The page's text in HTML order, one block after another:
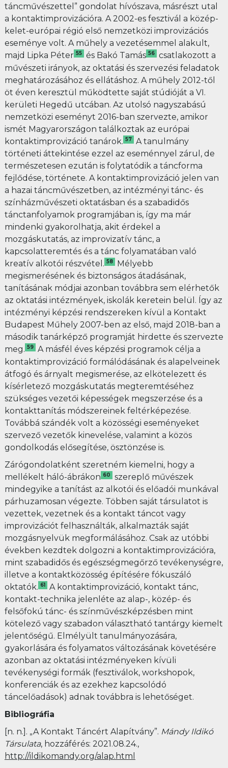
táncművészettel” gondolat hívószava, másrészt utal
a kontaktimprovizációra. A 2002-es fesztivál a közép-
kelet-európai régió első nemzetközi improvizációs
eseménye volt. A műhely a vezetésemmel alakult,
majd Lipka Péter 55 és Bakó Tamás 56
csatlakozott a
művészeti irányok, az oktatási és szervezési feladatok
meghatározásához és ellátáshoz. A műhely 2012-től
öt éven keresztül működtette saját stúdióját a VI.
kerületi Hegedű utcában. Az utolsó nagyszabású
nemzetközi eseményt 2016-ban szervezte, amikor
ismét Magyarországon találkoztak az európai
kontaktimprovizáció tanárok. 57
A tanulmány
történeti áttekintése ezzel az eseménnyel zárul, de
természetesen ezután is folytatódik a táncforma
fejlődése, története. A kontaktimprovizáció jelen van
a hazai táncművészetben, az intézményi tánc- és
színházművészeti oktatásban és a szabadidős
tánctanfolyamok programjában is, így ma már
mindenki gyakorolhatja, akit érdekel a
mozgáskutatás, az improvizatív tánc, a
kapcsolatteremtés és a tánc folyamatában való
kreatív alkotói részvétel. 58
Mélyebb
megismerésének és biztonságos átadásának,
tanításának módjai azonban továbbra sem elérhetők
az oktatási intézmények, iskolák keretein belül. Így az
intézményi képzési rendszereken kívül a Kontakt
Budapest Műhely 2007-ben az első, majd 2018-ban a
második tanárképző programját hirdette és szervezte
meg. 59
A másfél éves képzési programok célja a
kontaktimprovizáció formálódásának és alapelveinek
átfogó és árnyalt megismerése, az elkötelezett és
kísérletező mozgáskutatás megteremtéséhez
szükséges vezetői képességek megszerzése és a
kontakttanítás módszereinek feltérképezése.
Továbbá szándék volt a közösségi eseményeket
szervező vezetők kinevelése, valamint a közös
gondolkodás elősegítése, ösztönzése is.
Zárógondolatként szeretném kiemelni, hogy a
mellékelt háló-ábrákon 60
szereplő művészek
mindegyike a tanítást az alkotói és előadói munkával
párhuzamosan végezte. Többen saját társulatot is
vezettek, vezetnek és a kontakt táncot vagy
improvizációt felhasználták, alkalmazták saját
mozgásnyelvük megformálásához. Csak az utóbbi
években kezdtek dolgozni a kontaktimprovizációra,
mint szabadidős és egészségmegőrző tevékenységre,
illetve a kontaktközösség építésére fókuszáló
oktatók. 61
A kontaktimprovizáció, kontakt tánc,
kontakt-technika jelenléte az alap-, közép- és
felsőfokú tánc- és színművészképzésben mint
kötelező vagy szabadon választható tantárgy kiemelt
jelentőségű. Elmélyült tanulmányozására,
gyakorlására és folyamatos változásának követésére
azonban az oktatási intézményeken kívüli
tevékenységi formák (fesztiválok, workshopok,
konferenciák és az ezekhez kapcsolódó
táncelőadások) adnak továbbra is lehetőséget.
Bibliográfia
[n. n.]. „A Kontakt Táncért Alapítvány”. Mándy Ildikó
Társulata, hozzáférés: 2021.08.24.,
http://ildikomandy.org/alap.html